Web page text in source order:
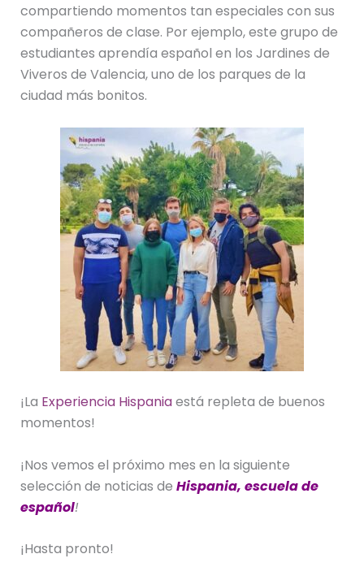
compartiendo momentos tan especiales con sus
compañeros de clase. Por ejemplo, este grupo de
estudiantes aprendía español en los Jardines de
Viveros de Valencia, uno de los parques de la
ciudad más bonitos.
¡La Experiencia Hispaniaestá repleta de buenos
momentos!
¡Nos vemos el próximo mes en la siguiente
selección de noticias de Hispania, escuela de
español!
¡Hasta pronto!